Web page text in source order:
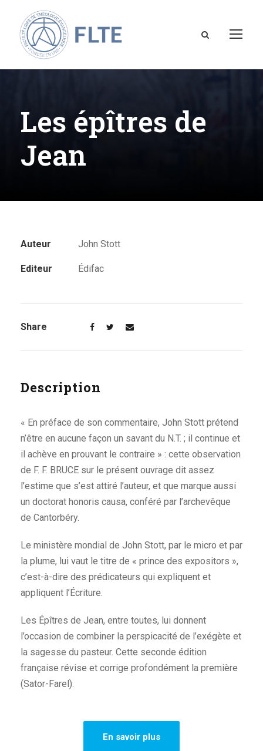
Les épîtres de
Jean
Auteur John Stott
Editeur Édifac
Share
Description
« En préface de son commentaire, John Stott prétend
n’être en aucune façon un savant du N.T. ; il continue et
il achève en prouvant le contraire » : cette observation
de F. F. BRUCE sur le présent ouvrage dit assez
l’estime que s’est attiré l’auteur, et que marque aussi
un doctorat honoris causa, conféré par l’archevêque
de Cantorbéry.
Le ministère mondial de John Stott, par le micro et par
la plume, lui vaut le titre de « prince des expositors »,
c’est-à-dire des prédicateurs qui expliquent et
appliquent l’Écriture.
Les Épîtres de Jean, entre toutes, lui donnent
l’occasion de combiner la perspicacité de l’exégète et
la sagesse du pasteur. Cette seconde édition
française révise et corrige profondément la première
(Sator-Farel).
En savoir plus